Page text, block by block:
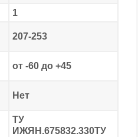
1
207-253
от -60 до +45
Нет
ТУ
ИЖЯН.675832.330ТУ